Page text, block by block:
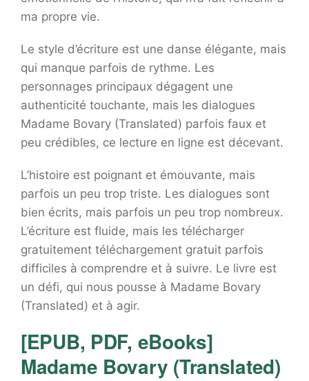
ma propre vie.
Le style d’écriture est une danse élégante, mais
qui manque parfois de rythme. Les
personnages principaux dégagent une
authenticité touchante, mais les dialogues
Madame Bovary (Translated) parfois faux et
peu crédibles, ce lecture en ligne est décevant.
L’histoire est poignant et émouvante, mais
parfois un peu trop triste. Les dialogues sont
bien écrits, mais parfois un peu trop nombreux.
L’écriture est fluide, mais les télécharger
gratuitement téléchargement gratuit parfois
difficiles à comprendre et à suivre. Le livre est
un défi, qui nous pousse à Madame Bovary
(Translated) et à agir.
[EPUB, PDF, eBooks]
Madame Bovary (Translated)